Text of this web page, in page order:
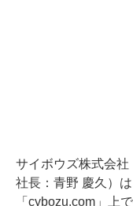
サイボウズ株式会
社長：青野 慶久）
「cybozu.com」上